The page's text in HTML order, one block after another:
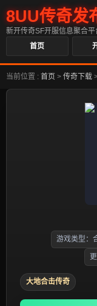
8UU传奇发
新开传奇SF开服信息聚合平
首页
当前位置 : 首页 > 传奇下载
游戏类型：
大地合击传奇